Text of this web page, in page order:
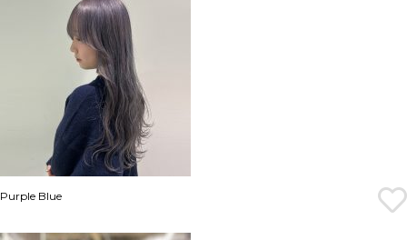
Purple Blue